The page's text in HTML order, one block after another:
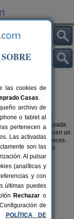
estación, para
celebrar una escapada
te ofrecen un
como te mereces.
te recomendamos
.
las cookies de
Casas.
archivo de
o tablet al
pertenecen a
Las activadas
son las
Al pulsar
(analíticas y
y con
últimas puedes
Rechazar o
de
POLÍTICA DE